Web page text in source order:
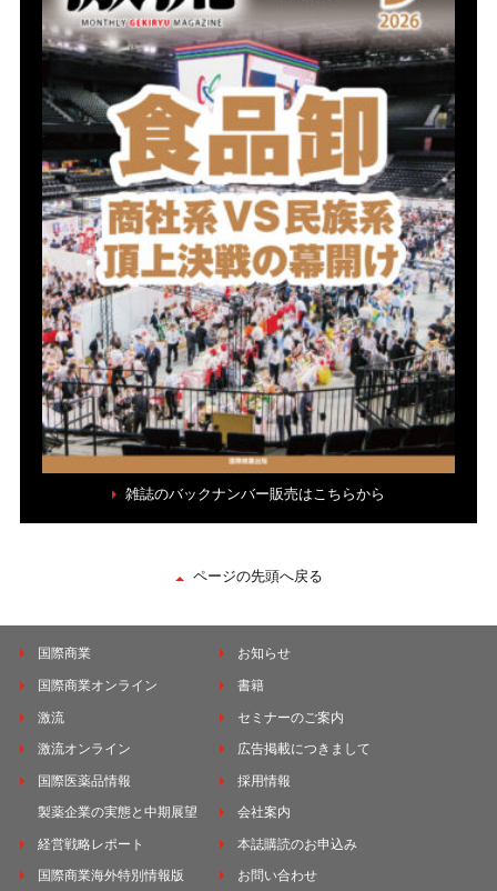
雑誌のバックナンバー販売はこちらから
ページの先頭へ戻る
国際商業
国際商業オンライン
激流
激流オンライン
国際医薬品情報
製薬企業の実態と中期展望
経営戦略レポート
国際商業海外特別情報版
お知らせ
書籍
セミナーのご案内
広告掲載につきまして
採用情報
会社案内
本誌購読のお申込み
お問い合わせ